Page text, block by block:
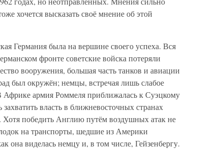
хочется высказать своё мнение об этой
Германия была на вершине своего успеха. Вся
фронте советские войска потеряли
вооружения, большая часть танков и авиации
был окружён; немцы, встречая лишь слабое
Африке армия Роммеля приближалась к Суэцкому
власть в ближневосточных странах
победить Англию путём воздушных атак не
на транспорты, шедшие из Америки
она виделась немцу и, в том числе, Гейзенбергу.